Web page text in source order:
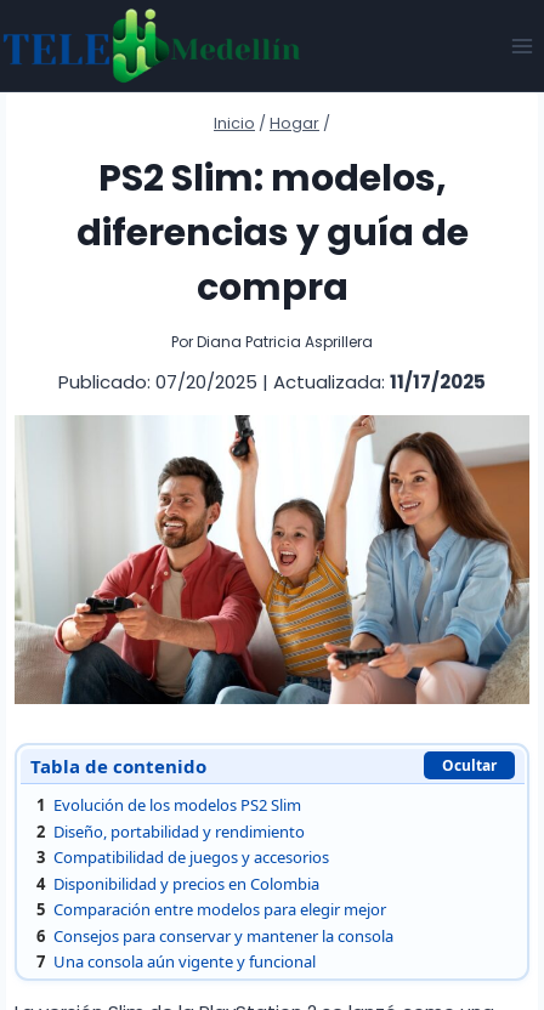
al
contenido
Inicio / Hogar /
PS2 Slim: modelos,
diferencias y guía de
compra
PorDiana Patricia Asprillera
Publicado: 07/20/2025 | Actualizada: 11/17/2025
Tabla de contenido Ocultar
1 Evolución de los modelos PS2 Slim
2 Diseño, portabilidad y rendimiento
3 Compatibilidad de juegos y accesorios
4 Disponibilidad y precios en Colombia
5 Comparación entre modelos para elegir mejor
6 Consejos para conservar y mantener la consola
7 Una consola aún vigente y funcional